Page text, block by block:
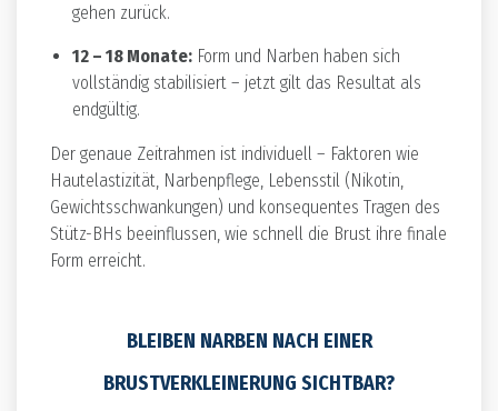
gehen zurück.
12 – 18 Monate: Form und Narben haben sich
vollständig stabilisiert – jetzt gilt das Resultat als
endgültig.
Der genaue Zeitrahmen ist individuell – Faktoren wie
Hautelastizität, Narbenpflege, Lebensstil (Nikotin,
Gewichtsschwankungen) und konsequentes Tragen des
Stütz-BHs beeinflussen, wie schnell die Brust ihre finale
Form erreicht.
BLEIBEN NARBEN NACH EINER
BRUSTVERKLEINERUNG SICHTBAR?